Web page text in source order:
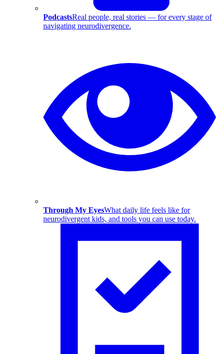
PodcastsReal people, real stories — for every stage of
navigating neurodivergence.
Through My EyesWhat daily life feels like for
neurodivergent kids, and tools you can use today.